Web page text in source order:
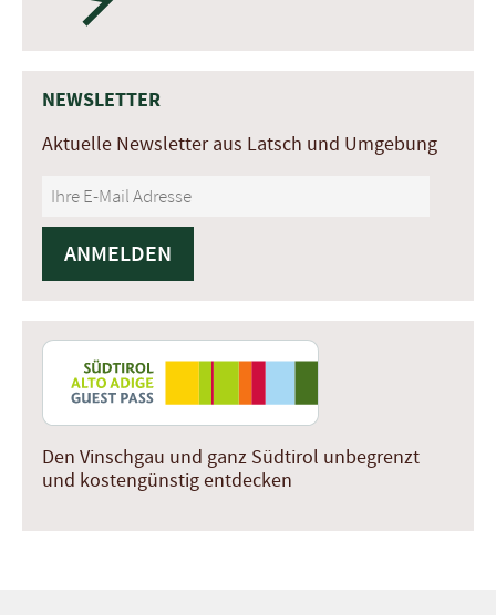
NEWSLETTER
Aktuelle Newsletter aus Latsch und Umgebung
Den Vinschgau und ganz Südtirol unbegrenzt
und kostengünstig entdecken